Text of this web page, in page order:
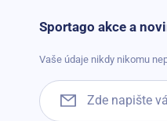
Sportago akce a
Vaše údaje nikdy nikomu